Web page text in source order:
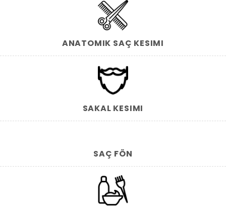
ANATOMIK SAÇ KESIMI
SAKAL KESIMI
SAÇ FÖN